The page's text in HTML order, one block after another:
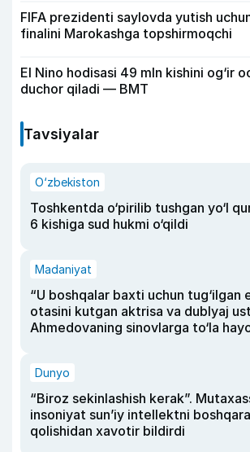
FIFA prezidenti saylovda yutish
finalini Marokashga topshirmoqchi
El Nino hodisasi 49 mln kishini og‘ir
duchor qiladi — BMT
Tavsiyalar
O‘zbekiston
Toshkentda o‘pirilib tushgan yo‘l
6 kishiga sud hukmi o‘qildi
Madaniyat
“U boshqalar baxti uchun tug‘ilgan
otasini kutgan aktrisa va dublyaj
Ahmedovaning sinovlarga to‘la
Dunyo
“Biroz sekinlashish kerak”.
insoniyat sun’iy intellektni
qolishidan xavotir bildirdi